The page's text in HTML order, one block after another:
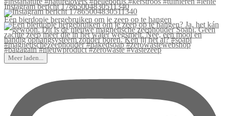
Instagram bericht 17865004830511340
Een bierdopje hergebruiken om je zeep op te hangen
Meer laden...